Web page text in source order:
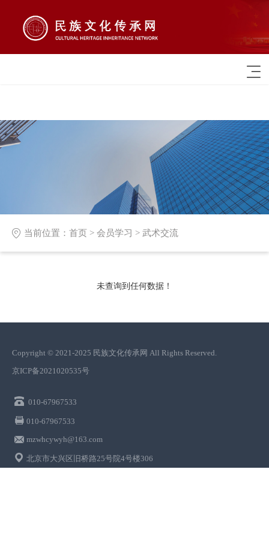

当前位置： 首页 > 会员学习 > 武术交流
未查询到任何数据！
Copyright © 2021-2025 民族文化传承网 All Rights Reserved.
京ICP备2021020535号
 010-67967533
 010-67967533
 mzwhcywyh@163.com
 北京市大兴区旧桥路25号院4号楼306